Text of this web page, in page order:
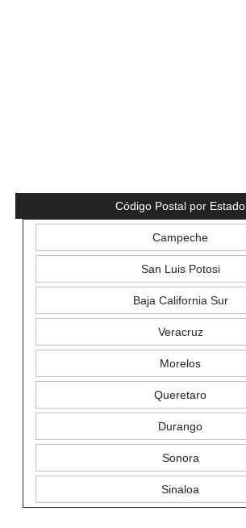
Código Postal por Estado
Campeche
San Luis Potosi
Baja California Sur
Veracruz
Morelos
Queretaro
Durango
Sonora
Sinaloa